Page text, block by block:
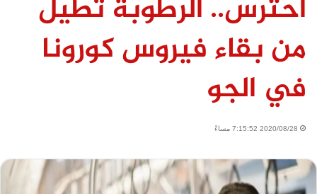
احترس.. الرطوبة تطيل
من بقاء فيروس كورونا
في الجو
2020/08/28 7:15:52 مساءً